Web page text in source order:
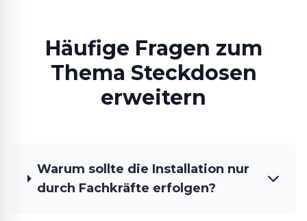
Häufige Fragen zum
Thema Steckdosen
erweitern
Warum sollte die Installation nur
durch Fachkräfte erfolgen?